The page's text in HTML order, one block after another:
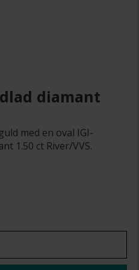
diamant
med en oval IGI-
1.50 ct River/VVS.